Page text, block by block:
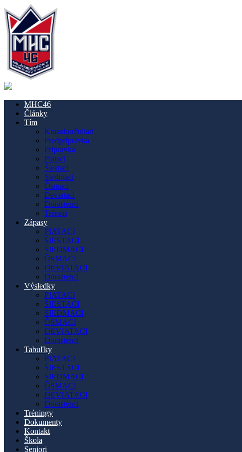
MHC46
Články
Tím
Krasokorčuliari
Predprípravka
Prípravka
Piataci
Šiestaci
Siedmaci
Ôsmaci
Deviataci
Dorastenci
Tréneri
Zápasy
PIATACI
ŠIESTACI
SIEDMACI
ÔSMACI
DEVIATACI
Dorastenci
Výsledky
PIATACI
ŠIESTACI
SIEDMACI
ÔSMACI
DEVIATACI
Dorastenci
Tabuľky
PIATACI
ŠIESTACI
SIEDMACI
ÔSMACI
DEVIATACI
Dorastenci
Tréningy
Dokumenty
Kontakt
Škola
Seniori